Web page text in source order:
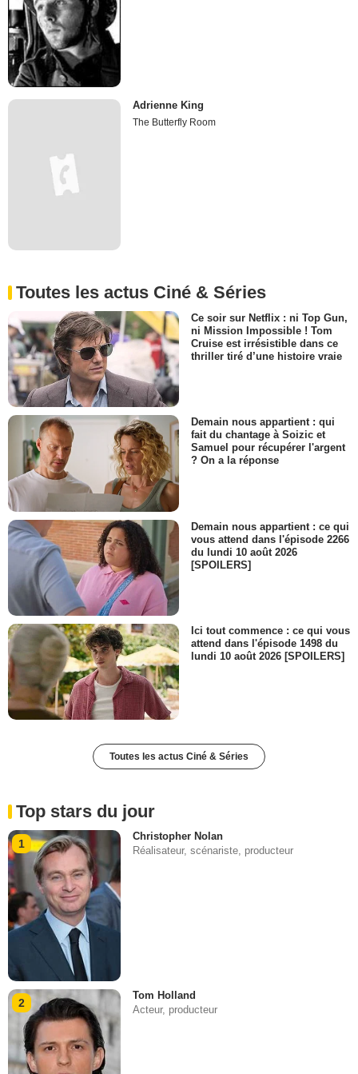
Adrienne King
The Butterfly Room
Toutes les actus Ciné & Séries
Ce soir sur Netflix : ni Top Gun,
ni Mission Impossible ! Tom
Cruise est irrésistible dans ce
thriller tiré d’une histoire vraie
Demain nous appartient : qui
fait du chantage à Soizic et
Samuel pour récupérer l'argent
? On a la réponse
Demain nous appartient : ce qui
vous attend dans l'épisode 2266
du lundi 10 août 2026
[SPOILERS]
Ici tout commence : ce qui vous
attend dans l'épisode 1498 du
lundi 10 août 2026 [SPOILERS]
Toutes les actus Ciné & Séries
Top stars du jour
1
Christopher Nolan
Réalisateur, scénariste, producteur
2
Tom Holland
Acteur, producteur